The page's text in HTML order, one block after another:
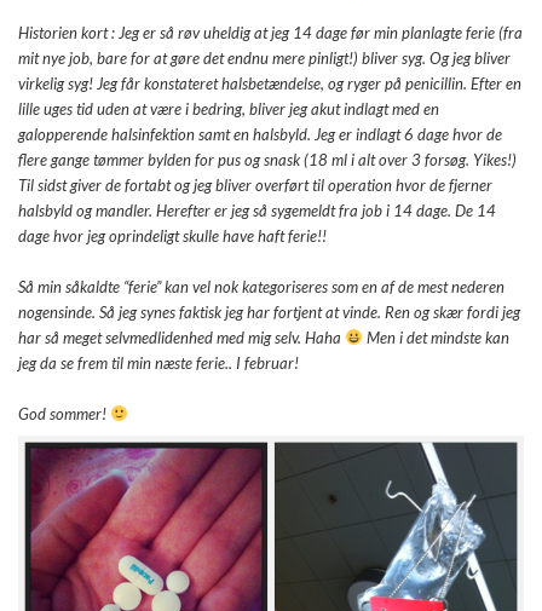
Historien kort : Jeg er så røv uheldig at jeg 14 dage før min planlagte ferie (fra
mit nye job, bare for at gøre det endnu mere pinligt!) bliver syg. Og jeg bliver
virkelig syg! Jeg får konstateret halsbetændelse, og ryger på penicillin. Efter en
lille uges tid uden at være i bedring, bliver jeg akut indlagt med en
galopperende halsinfektion samt en halsbyld. Jeg er indlagt 6 dage hvor de
flere gange tømmer bylden for pus og snask (18 ml i alt over 3 forsøg. Yikes!)
Til sidst giver de fortabt og jeg bliver overført til operation hvor de fjerner
halsbyld og mandler. Herefter er jeg så sygemeldt fra job i 14 dage. De 14
dage hvor jeg oprindeligt skulle have haft ferie!!
Så min såkaldte “ferie” kan vel nok kategoriseres som en af de mest nederen
nogensinde. Så jeg synes faktisk jeg har fortjent at vinde. Ren og skær fordi jeg
har så meget selvmedlidenhed med mig selv. Haha
Men i det mindste kan
jeg da se frem til min næste ferie.. I februar!
God sommer!